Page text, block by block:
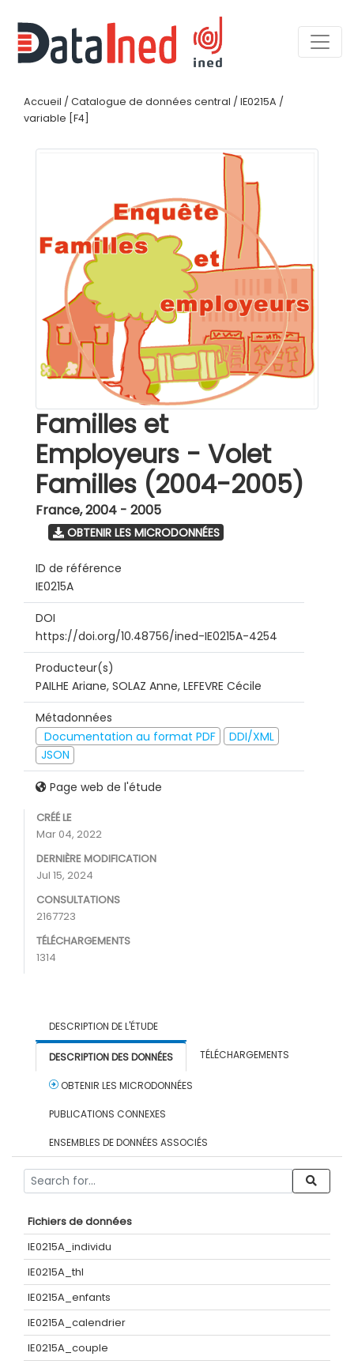
Accueil / Catalogue de données central / IE0215A /
variable [F4]
Familles et
Employeurs - Volet
Familles (2004-2005)
France,2004 - 2005
OBTENIR LES MICRODONNÉES
ID de référence
IE0215A
DOI
https://doi.org/10.48756/ined-IE0215A-4254
Producteur(s)
PAILHE Ariane, SOLAZ Anne, LEFEVRE Cécile
Métadonnées
Documentation au format PDF
DDI/XML
JSON
Page web de l'étude
CRÉÉ LE
Mar 04, 2022
DERNIÈRE MODIFICATION
Jul 15, 2024
CONSULTATIONS
2167723
TÉLÉCHARGEMENTS
1314
DESCRIPTION DE L'ÉTUDE
DESCRIPTION DES DONNÉES TÉLÉCHARGEMENTS
OBTENIR LES MICRODONNÉES
PUBLICATIONS CONNEXES
ENSEMBLES DE DONNÉES ASSOCIÉS
Fichiers de données
IE0215A_individu
IE0215A_thl
IE0215A_enfants
IE0215A_calendrier
IE0215A_couple